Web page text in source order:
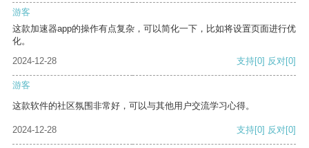
游客
这款加速器app的操作有点复杂，可以简化一下，比如将设置页面进行优
化。
2024-12-28
支持[0] 反对[0]
游客
这款软件的社区氛围非常好，可以与其他用户交流学习心得。
2024-12-28 支持[0] 反对[0]